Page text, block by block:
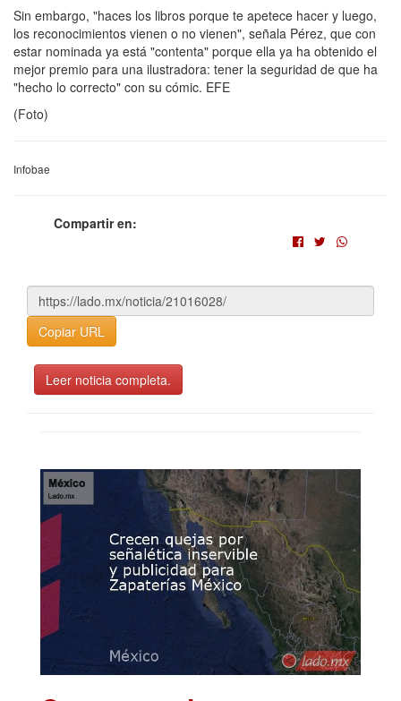
Sin embargo, "haces los libros porque te apetece hacer y luego,
los reconocimientos vienen o no vienen", señala Pérez, que con
estar nominada ya está "contenta" porque ella ya ha obtenido el
mejor premio para una ilustradora: tener la seguridad de que ha
"hecho lo correcto" con su cómic. EFE
(Foto)
Infobae
Compartir en:
Copiar URL
Leer noticia completa.